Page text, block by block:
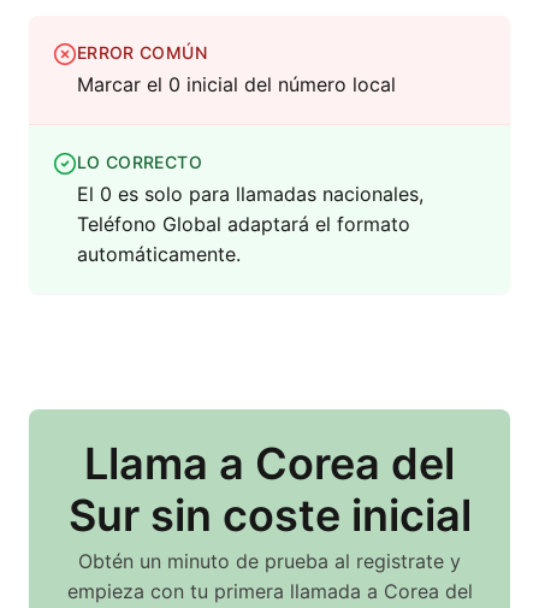
ERROR COMÚN
Marcar el 0 inicial del número local
LO CORRECTO
El 0 es solo para llamadas nacionales,
Teléfono Global adaptará el formato
automáticamente.
Llama a Corea del
Sursin coste inicial
Obtén un minuto de prueba al registrate y
empieza con tu primera llamada a Corea del